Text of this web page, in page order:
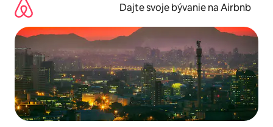
Dajte svoje bývanie na Airbnb